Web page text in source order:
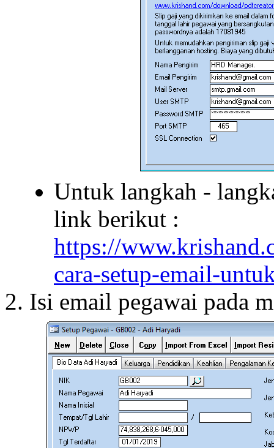
Untuk langkah -
link berikut :
https://
cara-setup-email-
Isi email pegawai pada